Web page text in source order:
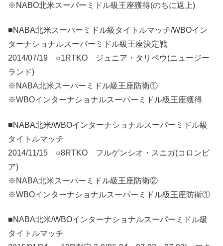
※NABO北米スーパーミドル級王座獲得(のちに返上)
■NABA北米スーパーミドル級タイトルマッチ/WBOイン
ターナショナルスーパーミドル級王座決定戦
2014/07/19 ○1RTKO ジュニア・タリペウ(ニュージー
ランド)
※NABA北米スーパーミドル級王座防衛①
※WBOインターナショナルスーパーミドル級王座獲得
■NABA北米/WBOインターナショナルスーパーミドル級
タイトルマッチ
2014/11/15 ○8RTKO フルゲンシオ・スニガ(コロンビ
ア)
※NABA北米スーパーミドル級王座防衛②
※WBOインターナショナルスーパーミドル級王座防衛①
■NABA北米/WBOインターナショナルスーパーミドル級
タイトルマッチ